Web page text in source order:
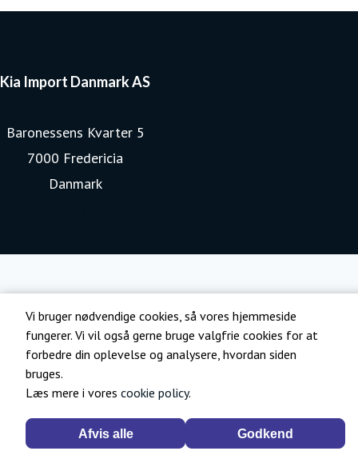
Vi bruger nødvendige cookies, så vores hjemmeside
fungerer. Vi vil også gerne bruge valgfrie cookies for at
forbedre din oplevelse og analysere, hvordan siden
bruges.
Læs mere i vores cookie policy.
Afvis alle Godkend
Kia Import Danmark AS
Baronessens Kvarter 5
7000 Fredericia
Danmark